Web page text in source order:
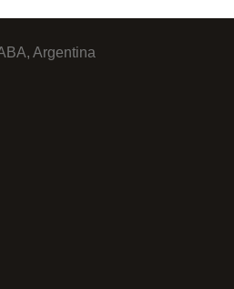
Argentina